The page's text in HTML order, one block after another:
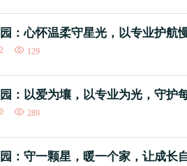
：心怀温柔守星光，以专业护航
129
：以爱为壤，以专业为光，守护
289
：守一颗星，暖一个家，让成长